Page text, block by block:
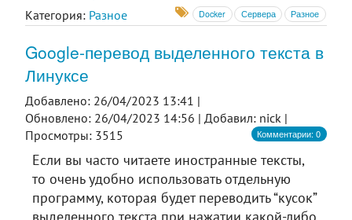
Категория: Разное Docker Сервера Разное
Google-перевод выделенного текста в
Линуксе
Добавлено: 26/04/2023 13:41 |
Обновлено: 26/04/2023 14:56 |Добавил: nick |
Просмотры: 3515
Комментарии: 0
Если вы часто читаете иностранные тексты,
то очень удобно использовать отдельную
программу, которая будет переводить “кусок”